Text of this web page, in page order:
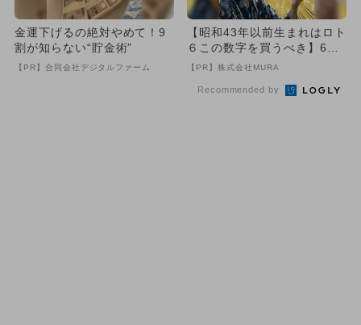
金運下げるの絶対やめて！9
割が知らない“貯金術”
【PR】合同会社デジタルファーム
【昭和43年以前生まれはロト
６この数字を買うべき】6つ
の数字が「完全一致」する
【PR】株式会社MURA
Recommended by